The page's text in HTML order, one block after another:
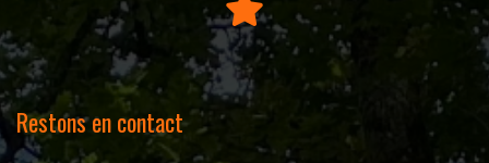
Restons en contact